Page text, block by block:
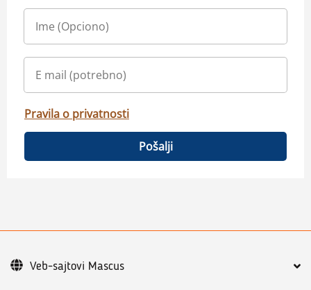
Pravila o privatnosti
Pošalji
Veb-sajtovi Mascus